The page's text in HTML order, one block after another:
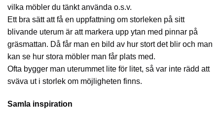
vilka möbler du tänkt använda o.s.v.
Ett bra sätt att få en uppfattning om storleken på sitt
blivande uterum är att markera upp ytan med pinnar på
gräsmattan. Då får man en bild av hur stort det blir och man
kan se hur stora möbler man får plats med.
Ofta bygger man uterummet lite för litet, så var inte rädd att
sväva ut i storlek om möjligheten finns.
Samla inspiration